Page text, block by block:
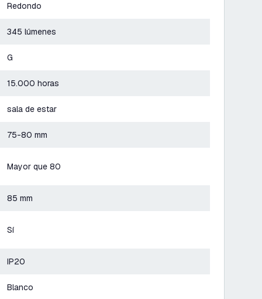
Redondo
345 lúmenes
G
15.000 horas
sala de estar
75-80 mm
Mayor que 80
85 mm
Sí
IP20
Blanco